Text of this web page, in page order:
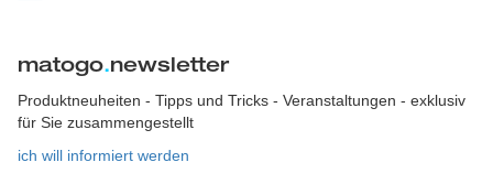
matogo.newsletter
Produktneuheiten - Tipps und Tricks - Veranstaltungen - exklusiv
für Sie zusammengestellt
ich will informiert werden